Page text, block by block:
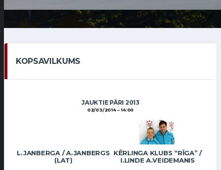
KOPSAVILKUMS
JAUKTIE PĀRI 2013
02/03/2014 14:00
L.JANBERGA / A.JANBERGS
(LAT)
KĒRLINGA KLUBS “RĪGA” /
I.LINDE A.VEIDEMANIS